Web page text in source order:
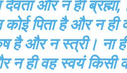
देवता और न ही
कोई पिता है और न
है और न स्त्री। ना
न ही वह स्वयं किसी